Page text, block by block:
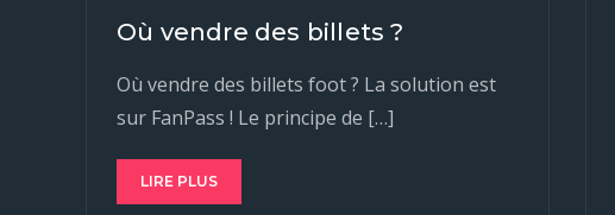
Où vendre des billets ?
Où vendre des billets foot ? La solution est
sur FanPass ! Le principe de […]
LIRE PLUS